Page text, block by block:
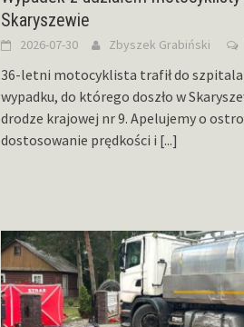
Skaryszewie
2026-07-30 Zbyszek Grabiński
36-letni motocyklista trafił do
wypadku, do którego doszło w
drodze krajowej nr 9. Apelujemy o
dostosowanie prędkości i [...]